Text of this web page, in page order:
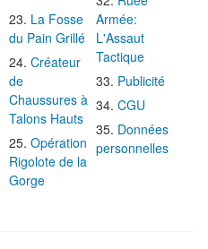
La Fosse
du Pain Grillé
Créateur
de
Chaussures à
Talons Hauts
Opération
Rigolote de la
Gorge
Armée:
L'Assaut
Tactique
Publicité
CGU
Données
personnelles